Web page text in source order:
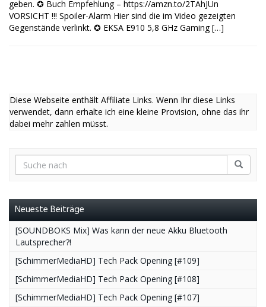
geben. ✪ Buch Empfehlung – https://amzn.to/2TAhJUn
VORSICHT !!! Spoiler-Alarm Hier sind die im Video gezeigten
Gegenstände verlinkt. ✪ EKSA E910 5,8 GHz Gaming […]
Diese Webseite enthält Affiliate Links. Wenn Ihr diese Links
verwendet, dann erhalte ich eine kleine Provision, ohne das ihr
dabei mehr zahlen müsst.
Neueste Beiträge
[SOUNDBOKS Mix] Was kann der neue Akku Bluetooth
Lautsprecher?!
[SchimmerMediaHD] Tech Pack Opening [#109]
[SchimmerMediaHD] Tech Pack Opening [#108]
[SchimmerMediaHD] Tech Pack Opening [#107]